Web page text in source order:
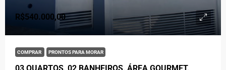
R$540.000,00
COMPRAR PRONTOS PARA MORAR